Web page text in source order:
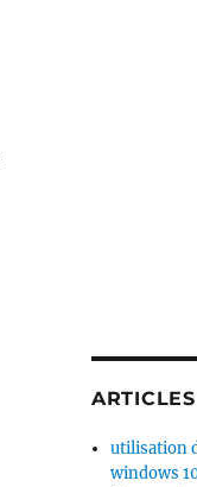
utilisation
windows